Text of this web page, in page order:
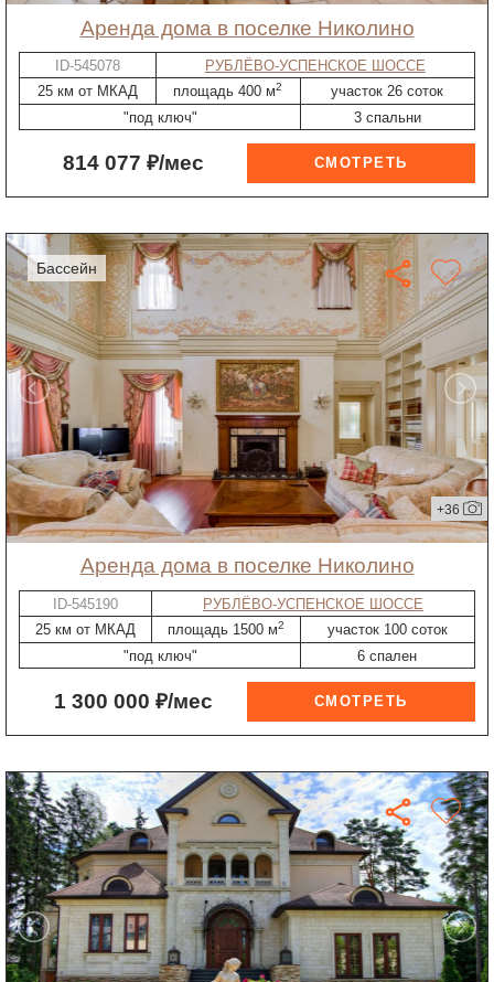
Аренда дома в поселке Николино
ID-545078
РУБЛЁВО-УСПЕНСКОЕ ШОССЕ
25 км от МКАД
площадь 400 м2
участок 26 соток
"под ключ"
3 спальни
814 077 ₽/мес
бассейн
+36
Аренда дома в поселке Николино
ID-545190
РУБЛЁВО-УСПЕНСКОЕ ШОССЕ
25 км от МКАД
площадь 1500 м2
участок 100 соток
"под ключ"
6 спален
1 300 000 ₽/мес